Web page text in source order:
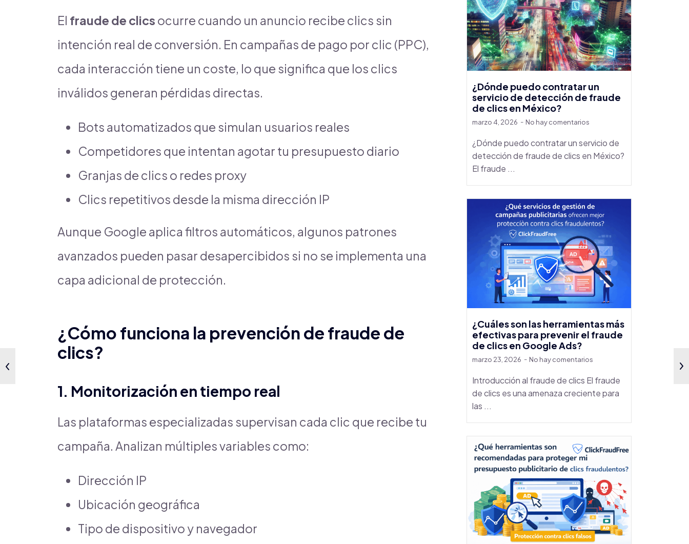
El fraude de clics ocurre cuando un anuncio recibe clics sin
intención real de conversión. En campañas de pago por clic (PPC),
cada interacción tiene un coste, lo que significa que los clics
inválidos generan pérdidas directas.
Bots automatizados que simulan usuarios reales
Competidores que intentan agotar tu presupuesto diario
Granjas de clics o redes proxy
Clics repetitivos desde la misma dirección IP
Aunque Google aplica filtros automáticos, algunos patrones
avanzados pueden pasar desapercibidos si no se implementa una
capa adicional de protección.
¿Cómo funciona la prevención de fraude de
clics?
1. Monitorización en tiempo real
Las plataformas especializadas supervisan cada clic que recibe tu
campaña. Analizan múltiples variables como:
Dirección IP
Ubicación geográfica
Tipo de dispositivo y navegador
¿Dónde puedo contratar un
servicio de detección de fraude
de clics en México?
marzo 4, 2026 No hay comentarios
¿Dónde puedo contratar un servicio de
detección de fraude de clics en México?
El fraude ...
¿Cuáles son las herramientas más
efectivas para prevenir el fraude
de clics en Google Ads?
marzo 23, 2026 No hay comentarios
Introducción al fraude de clics El fraude
de clics es una amenaza creciente para
las ...